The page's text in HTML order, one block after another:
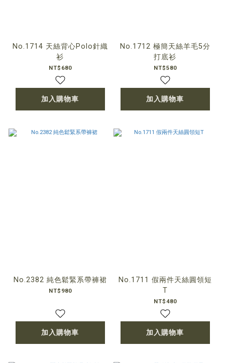
No.1714 天絲背心Polo針織
衫
NT$680
加入購物車
No.1712 極簡天絲羊毛5分
打底衫
NT$580
加入購物車
No.2382 純色鬆緊系帶褲裙
NT$980
加入購物車
No.1711 假兩件天絲圓領短
T
NT$480
加入購物車